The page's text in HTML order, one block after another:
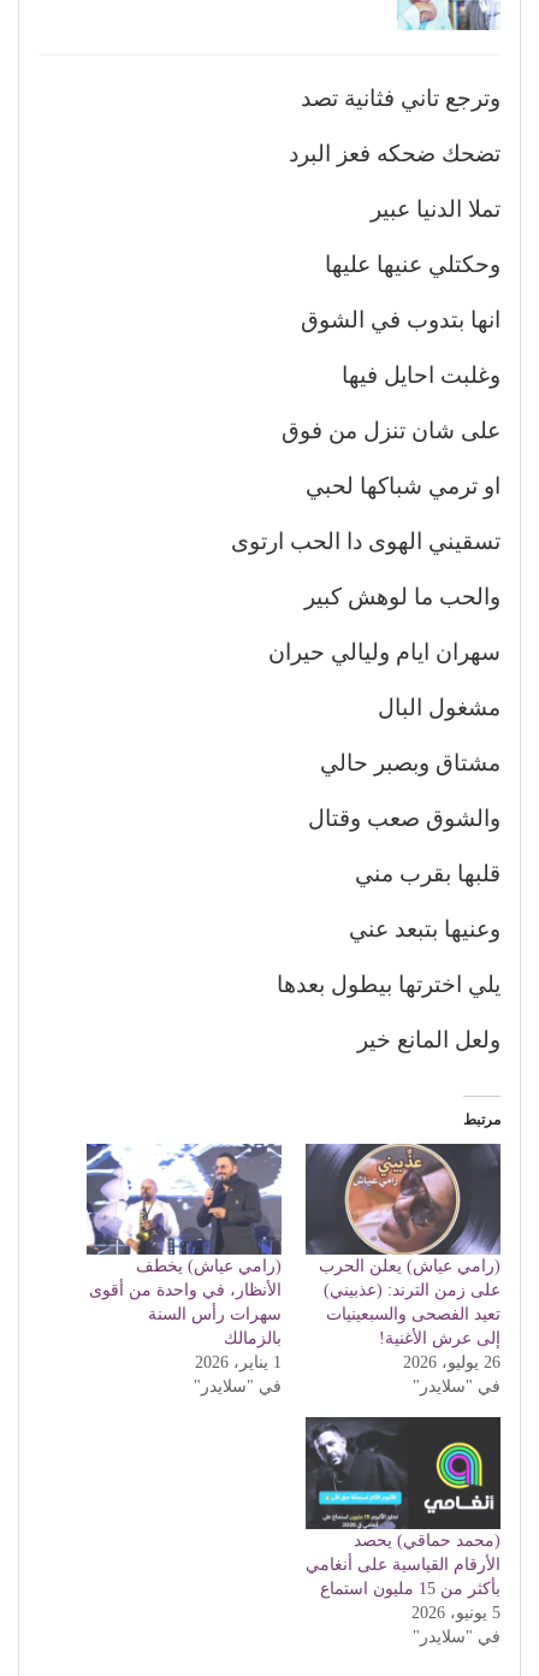
وترجع تاني فثانية تصد
تضحك ضحكه فعز البرد
تملا الدنيا عبير
وحكتلي عنيها عليها
انها بتدوب في الشوق
وغلبت احايل فيها
على شان تنزل من فوق
او ترمي شباكها لحبي
تسقيني الهوى دا الحب ارتوى
والحب ما لوهش كبير
سهران ايام وليالي حيران
مشغول البال
مشتاق وبصبر حالي
والشوق صعب وقتال
قلبها بقرب مني
وعنيها بتبعد عني
يلي اخترتها بيطول بعدها
ولعل المانع خير
مرتبط
(رامي عياش) يعلن الحرب
على زمن الترند: (عذبيني)
تعيد الفصحى والسبعينيات
إلى عرش الأغنية!
26 يوليو، 2026
في "سلايدر"
(رامي عياش) يخطف
الأنظار، في واحدة من أقوى
سهرات رأس السنة
بالزمالك
1 يناير، 2026
في "سلايدر"
(محمد حماقي) يحصد
الأرقام القياسية على أنغامي
بأكثر من 15 مليون استماع
5 يونيو، 2026
في "سلايدر"